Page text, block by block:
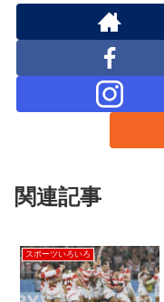
関連記事
スポーツいろいろ